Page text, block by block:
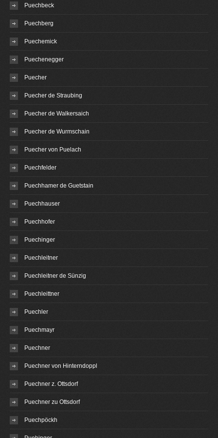
Puechbeck
Puechberg
Puechemick
Puechenegger
Puecher
Puecher de Straubing
Puecher de Walkersaich
Puecher de Wurmschain
Puecher von Puelach
Puechfelder
Puechhamer de Guetstain
Puechhauser
Puechhofer
Puechinger
Puechleitner
Puechleitner de Sünzig
Puechleittner
Puechler
Puechmayr
Puechner
Puechner von Hinterndoppl
Puechner z. Ottsdorf
Puechner zu Ottsdorf
Puechpöckh